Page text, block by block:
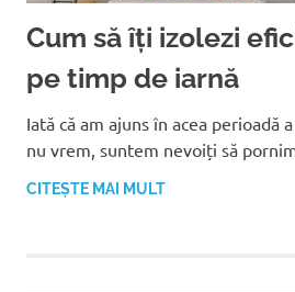
Cum să îți izolezi
pe timp de iarnă
Iată că am ajuns în acea perioadă
nu vrem, suntem nevoiți să
CITEȘTE MAI MULT